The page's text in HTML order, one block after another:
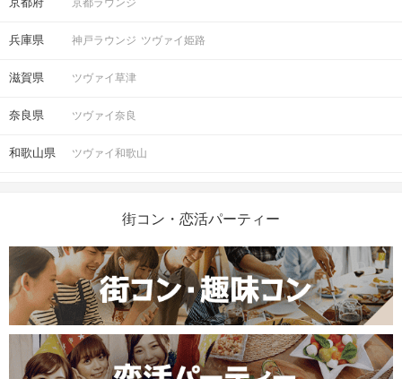
京都ラウンジ
兵庫県 神戸ラウンジ ツヴァイ姫路
滋賀県 ツヴァイ草津
奈良県 ツヴァイ奈良
和歌山県 ツヴァイ和歌山
街コン・恋活パーティー